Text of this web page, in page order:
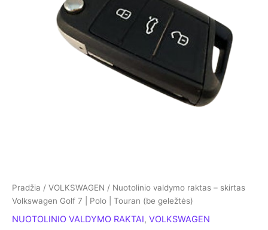
Pradžia / VOLKSWAGEN / Nuotolinio valdymo raktas – skirtas
Volkswagen Golf 7 | Polo | Touran (be geležtės)
NUOTOLINIO VALDYMO RAKTAI, VOLKSWAGEN